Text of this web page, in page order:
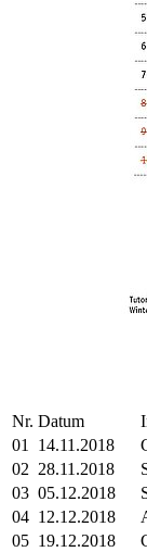
Nr. Datum
01
14.11.2018
02 28.11.2018
03 05.12.2018
04 12.12.2018
05 19.12.2018